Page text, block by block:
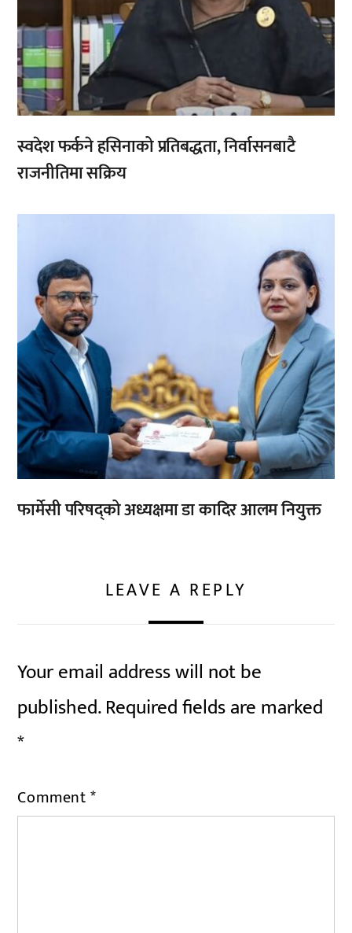
स्वदेश फर्कने हसिनाको प्रतिबद्धता, निर्वासनबाटै
राजनीतिमा सक्रिय
,
फार्मेसी परिषद्को अध्यक्षमा डा कादिर आलम नियुक्त
LEAVE A REPLY
Your email address will not be
published.Required fields are marked
*
Comment*